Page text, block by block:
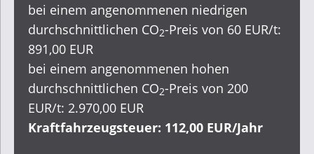
bei einem angenommenen niedrigen
durchschnittlichen CO2-Preis von 60 EUR/t:
891,00 EUR
bei einem angenommenen hohen
durchschnittlichen CO2-Preis von 200
EUR/t: 2.970,00 EUR
Kraftfahrzeugsteuer: 112,00 EUR/Jahr